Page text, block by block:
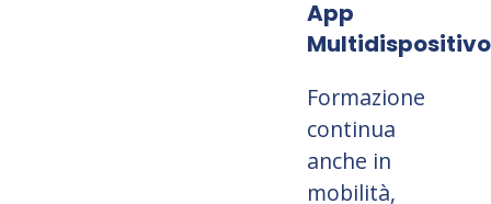
App
Multidispositivo
Formazione
continua
anche in
mobilità,